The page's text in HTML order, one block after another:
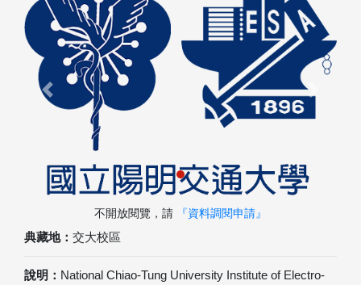
典藏地： 交大校區
說明： National Chiao-Tung University Institute of Electro-
Previous Next
不開放閱覽，請 『資料調閱申請』